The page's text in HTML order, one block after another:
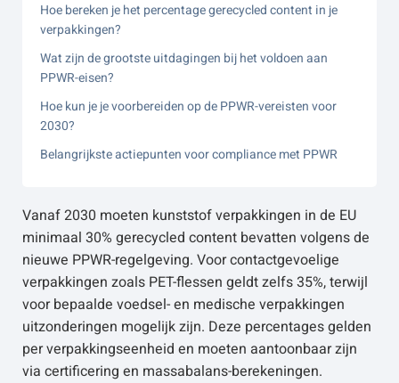
Hoe bereken je het percentage gerecycled content in je
verpakkingen?
Wat zijn de grootste uitdagingen bij het voldoen aan
PPWR-eisen?
Hoe kun je je voorbereiden op de PPWR-vereisten voor
2030?
Belangrijkste actiepunten voor compliance met PPWR
Vanaf 2030 moeten kunststof verpakkingen in de EU
minimaal 30% gerecycled content bevatten volgens de
nieuwe PPWR-regelgeving. Voor contactgevoelige
verpakkingen zoals PET-flessen geldt zelfs 35%, terwijl
voor bepaalde voedsel- en medische verpakkingen
uitzonderingen mogelijk zijn. Deze percentages gelden
per verpakkingseenheid en moeten aantoonbaar zijn
via certificering en massabalans-berekeningen.